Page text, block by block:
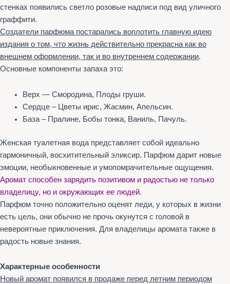
стенках появились светло розовые надписи под вид уличного
граффити.
Создатели парфюма постарались воплотить главную идею
издания о том, что жизнь действительно прекрасна как во
внешнем оформлении, так и во внутреннем содержании.
Основные компоненты запаха это:
Верх — Смородина, Плоды груши.
Сердце – Цветы ирис, Жасмин, Апельсин.
База – Пралине, Бобы тонка, Ваниль, Пачуль.
Женская туалетная вода представляет собой идеально
гармоничный, восхитительный эликсир. Парфюм дарит новые
эмоции, необыкновенные и умопомрачительные ощущения.
Аромат способен зарядить позитивом и радостью не только
владелицу, но и окружающих ее людей.
Парфюм точно положительно оценят леди, у которых в жизни
есть цель, они обычно не прочь окунутся с головой в
невероятные приключения. Для владелицы аромата также в
радость новые знания.
Характерные особенности
Новый аромат появился в продаже перед летним периодом